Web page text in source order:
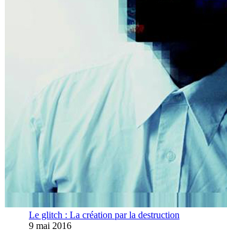
Le glitch : La création par la destruction
9 mai 2016